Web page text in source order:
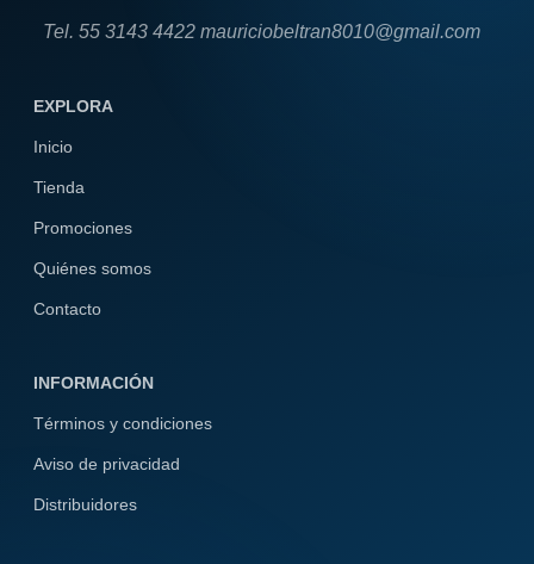
Tel. 55 3143 4422 mauriciobeltran8010@gmail.com
EXPLORA
Inicio
Tienda
Promociones
Quiénes somos
Contacto
INFORMACIÓN
Términos y condiciones
Aviso de privacidad
Distribuidores